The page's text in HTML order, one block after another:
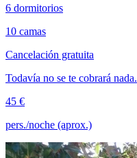
6 dormitorios
10 camas
Cancelación gratuita
Todavía no se te cobrará nada.
45 €
pers./noche (aprox.)